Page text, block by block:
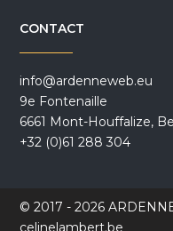
CONTACT
info@ardenneweb.eu
9e Fontenaille
6661 Mont-Houffalize,
+32 (0)61 288 304
© 2017 - 2026
celinelambert.be